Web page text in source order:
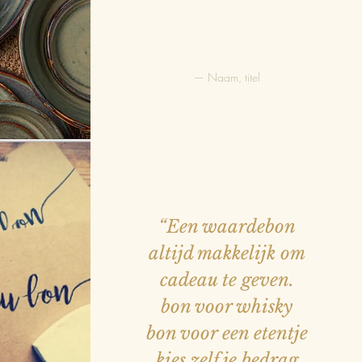
VIS
— Naam, titel
“Een waardebon
altijd makkelijk om
cadeau te geven.
bon voor whisky
bon voor een etentje